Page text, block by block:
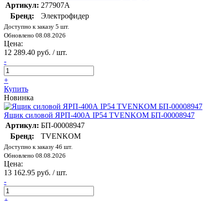
Артикул: 277907А
Бренд:
Электрофидер
Доступно к заказу 5 шт.
Обновлено 08.08.2026
Цена:
12 289.40 руб. / шт.
-
+
Купить
Новинка
Ящик силовой ЯРП-400А IP54 TVENKOM БП-00008947
Артикул: БП-00008947
Бренд:
TVENKOM
Доступно к заказу 46 шт.
Обновлено 08.08.2026
Цена:
13 162.95 руб. / шт.
-